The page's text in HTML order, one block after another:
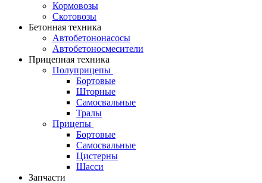
Кормовозы
Скотовозы
Бетонная техника
Автобетононасосы
Автобетоносмесители
Прицепная техника
Полуприцепы
Бортовые
Шторные
Самосвальные
Тралы
Прицепы
Бортовые
Самосвальные
Цистерны
Шасси
Запчасти